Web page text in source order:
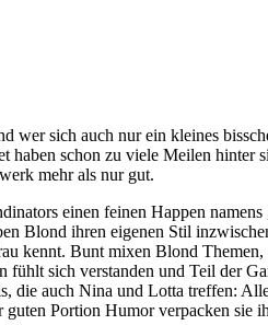
sich auch nur ein kleines
schon zu viele Meilen
mehr als nur gut.
einen feinen Happen
Blond ihren eigenen Stil
kennt. Bunt mixen Blond
sich verstanden und Teil der
auch Nina und Lotta treffen:
Portion Humor verpacken sie